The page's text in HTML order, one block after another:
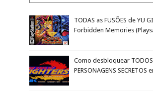
TODAS as FUSÕES de YU
Forbidden Memories
Como desbloquear TODOS
PERSONAGENS SECRETOS